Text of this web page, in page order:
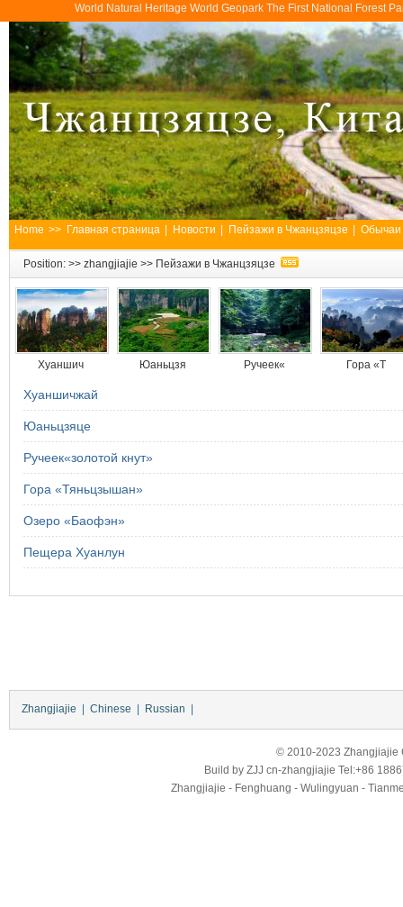
World Natural Heritage World Geopark The First National
Home >> Главная страница Новости Пейзажи в Чжанцзяцзе Обычаи
Position: >> zhangjiajie >> Пейзажи в Чжанцзяцзе
Хуаншич Юаньцзя Ручеек« Гора «Т
Хуаншичжай
Юаньцзяце
Ручеек«золотой кнут»
Гора «Тяньцзышан»
Озеро «Баофэн»
Пещера Хуанлун
Zhangjiajie Chinese Russian
© 2010-2023 Zhangjiajie
Build by ZJJ cn-zhangjiajie Tel:+86
Zhangjiajie - Fenghuang - Wulingyuan -